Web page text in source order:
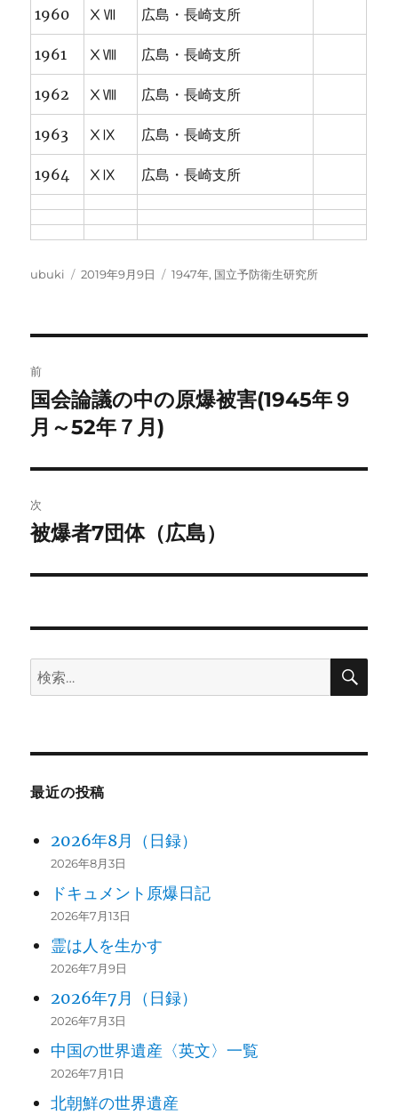
1960 ⅩⅦ 広島・長崎支所
1961 ⅩⅧ 広島・長崎支所
1962 ⅩⅧ 広島・長崎支所
1963 ⅩⅨ 広島・長崎支所
1964 ⅩⅨ 広島・長崎支所
投
ubuki
投
2019年9月9日
カ
1947年, 国立予防衛生研究所
稿
ナ
ビ
ゲ
ー
シ
ン
前
前
の
稿:
国会論議の中の原爆被害(1945年９
月～52年７月)
次
次
投
被爆者7団体（広島）
検
索:
検
最近の投稿
2026年8月（日録）
2026年8月3日
ドキュメント原爆日記
2026年7月13日
霊は人を生かす
2026年7月9日
2026年7月（日録）
2026年7月3日
中国の世界遺産〈英文〉一覧
2026年7月1日
北朝鮮の世界遺産